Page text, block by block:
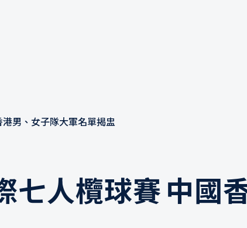
男、女子隊大軍名單揭盅
人欖球賽 中國